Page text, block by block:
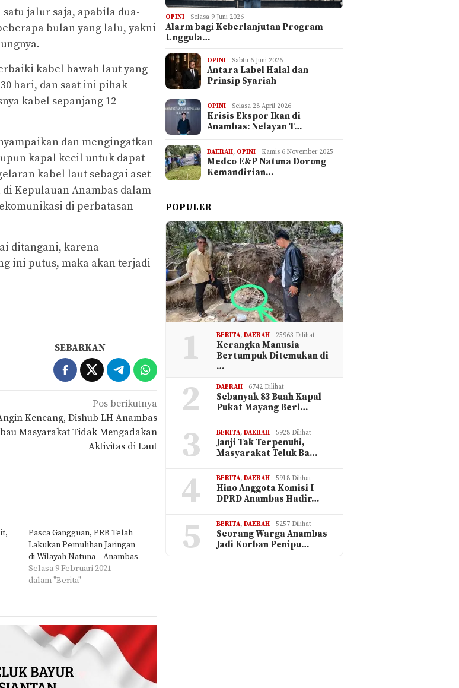
jalur saja, apabila dua-
bulan yang lalu, yakni
kabel bawah laut yang
hari, dan saat ini pihak
kabel sepanjang 12
dan mengingatkan
kapal kecil untuk dapat
kabel laut sebagai aset
Kepulauan Anambas dalam
di perbatasan
ditangani, karena
ini putus, maka akan terjadi
SEBARKAN
Pos berikutnya
Kencang, Dishub LH Anambas
Masyarakat Tidak Mengadakan
Aktivitas di Laut
Pasca Gangguan, PRB Telah
Lakukan Pemulihan Jaringan
di Wilayah Natuna – Anambas
Selasa 9 Februari 2021
dalam "Berita"
OPINI Selasa 9 Juni 2026
Alarm bagi Keberlanjutan Program
Unggula…
OPINI Sabtu 6 Juni 2026
Antara Label Halal dan
Prinsip Syariah
OPINI Selasa 28 April 2026
Krisis Ekspor Ikan di
Anambas: Nelayan T…
DAERAH, OPINI Kamis 6 November 2025
Medco E&P Natuna Dorong
Kemandirian…
POPULER
1 BERITA,DAERAH 25963 Dilihat
Kerangka Manusia
Bertumpuk Ditemukan di
…
2 DAERAH 6742 Dilihat
Sebanyak 83 Buah Kapal
Pukat Mayang Berl…
3 BERITA,DAERAH 5928 Dilihat
Janji Tak Terpenuhi,
Masyarakat Teluk Ba…
4 BERITA,DAERAH 5918 Dilihat
Hino Anggota Komisi I
DPRD Anambas Hadir…
5 BERITA,DAERAH 5257 Dilihat
Seorang Warga Anambas
Jadi Korban Penipu…